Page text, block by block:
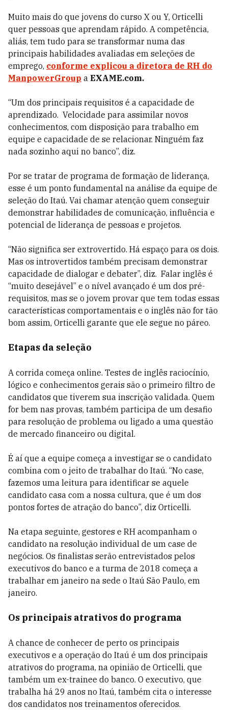
Muito mais do que jovens do curso X ou Y, Orticelli
quer pessoas que aprendam rápido. A competência,
aliás, tem tudo para se transformar numa das
principais habilidades avaliadas em seleções de
emprego, conforme explicou a diretora de RH do
ManpowerGroup a EXAME.com.
“Um dos principais requisitos é a capacidade de
aprendizado. Velocidade para assimilar novos
conhecimentos, com disposição para trabalho em
equipe e capacidade de se relacionar. Ninguém faz
nada sozinho aqui no banco”, diz.
Por se tratar de programa de formação de liderança,
esse é um ponto fundamental na análise da equipe de
seleção do Itaú. Vai chamar atenção quem conseguir
demonstrar habilidades de comunicação, influência e
potencial de liderança de pessoas e projetos.
“Não significa ser extrovertido. Há espaço para os dois.
Mas os introvertidos também precisam demonstrar
capacidade de dialogar e debater”, diz. Falar inglês é
“muito desejável” e o nível avançado é um dos pré-
requisitos, mas se o jovem provar que tem todas essas
características comportamentais e o inglês não for tão
bom assim, Orticelli garante que ele segue no páreo.
Etapas da seleção
A corrida começa online. Testes de inglês raciocínio,
lógico e conhecimentos gerais são o primeiro filtro de
candidatos que tiverem sua inscrição validada. Quem
for bem nas provas, também participa de um desafio
para resolução de problema ou ligado a uma questão
de mercado financeiro ou digital.
É aí que a equipe começa a investigar se o candidato
combina com o jeito de trabalhar do Itaú. “No case,
fazemos uma leitura para identificar se aquele
candidato casa com a nossa cultura, que é um dos
pontos fortes de atração do banco”, diz Orticelli.
Na etapa seguinte, gestores e RH acompanham o
candidato na resolução individual de um case de
negócios. Os finalistas serão entrevistados pelos
executivos do banco e a turma de 2018 começa a
trabalhar em janeiro na sede o Itaú São Paulo, em
janeiro.
Os principais atrativos do programa
A chance de conhecer de perto os principais
executivos e a operação do Itaú é um dos principais
atrativos do programa, na opinião de Orticelli, que
também um ex-trainee do banco. O executivo, que
trabalha há 29 anos no Itaú, também cita o interesse
dos candidatos nos treinamentos oferecidos.